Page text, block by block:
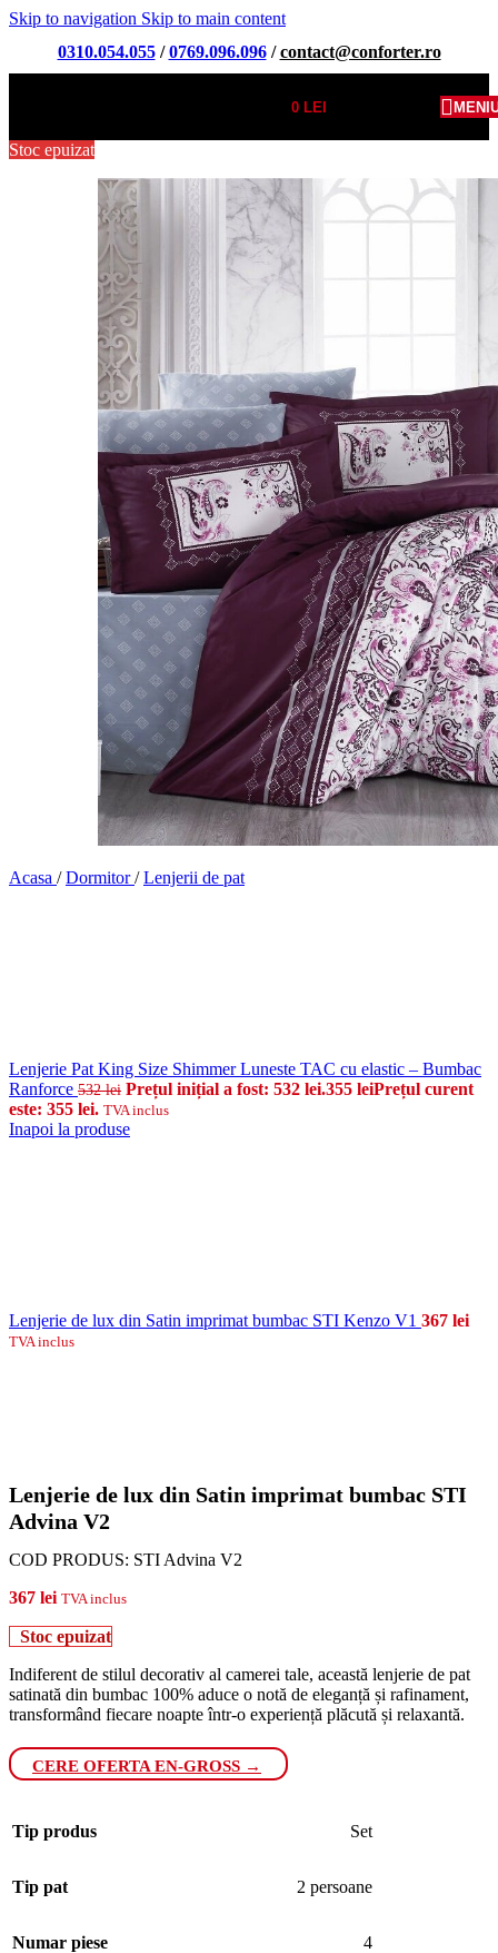
Skip to navigation Skip to main content
0310.054.055/0769.096.096/contact@conforter.ro
0LEI
Stoc epuizat
Acasa / Dormitor/ Lenjerii de pat
Lenjerie Pat King Size Shimmer Luneste TAC cu elastic – Bumbac
Ranforce 532lei Prețul inițial a fost: 532 lei.355 leiPrețul curent
este: 355 lei. TVA inclus
Inapoi la produse
Lenjerie de lux din Satin imprimat bumbac STI Kenzo V1 367 lei
TVA inclus
Lenjerie de lux din Satin imprimat bumbac STI
Advina V2
COD PRODUS: STI Advina V2
367 lei TVA inclus
Stoc epuizat
Indiferent de stilul decorativ al camerei tale, această lenjerie de pat
satinată din bumbac 100% aduce o notă de eleganță și rafinament,
transformând fiecare noapte într-o experiență plăcută și relaxantă.
CERE OFERTA EN-GROSS →
Tip produs Set
Tip pat 2 persoane
Numar piese 4